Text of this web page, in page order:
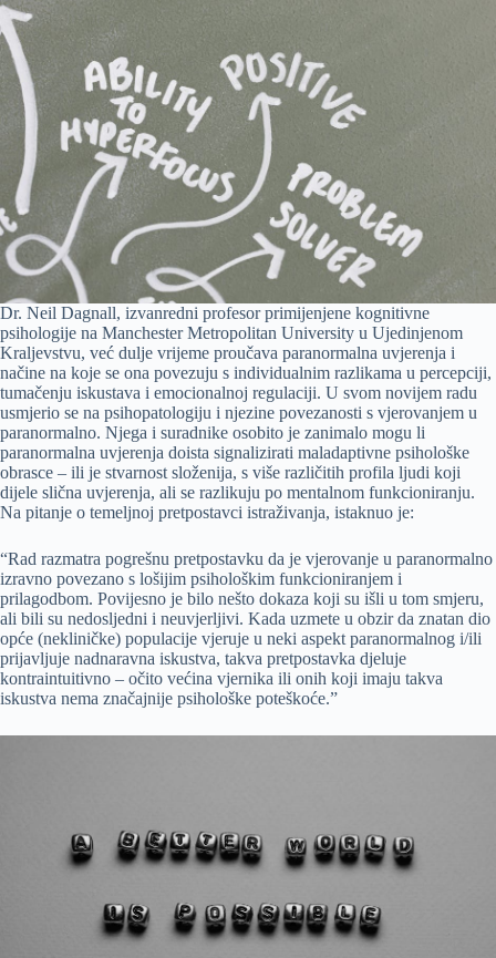
Dr. Neil Dagnall, izvanredni profesor primijenjene kognitivne
psihologije na Manchester Metropolitan University u Ujedinjenom
Kraljevstvu, već dulje vrijeme proučava paranormalna uvjerenja i
načine na koje se ona povezuju s individualnim razlikama u percepciji,
tumačenju iskustava i emocionalnoj regulaciji. U svom novijem radu
usmjerio se na psihopatologiju i njezine povezanosti s vjerovanjem u
paranormalno. Njega i suradnike osobito je zanimalo mogu li
paranormalna uvjerenja doista signalizirati maladaptivne psihološke
obrasce – ili je stvarnost složenija, s više različitih profila ljudi koji
dijele slična uvjerenja, ali se razlikuju po mentalnom funkcioniranju.
Na pitanje o temeljnoj pretpostavci istraživanja, istaknuo je:
“Rad razmatra pogrešnu pretpostavku da je vjerovanje u paranormalno
izravno povezano s lošijim psihološkim funkcioniranjem i
prilagodbom. Povijesno je bilo nešto dokaza koji su išli u tom smjeru,
ali bili su nedosljedni i neuvjerljivi. Kada uzmete u obzir da znatan dio
opće (nekliničke) populacije vjeruje u neki aspekt paranormalnog i/ili
prijavljuje nadnaravna iskustva, takva pretpostavka djeluje
kontraintuitivno – očito većina vjernika ili onih koji imaju takva
iskustva nema značajnije psihološke poteškoće.”